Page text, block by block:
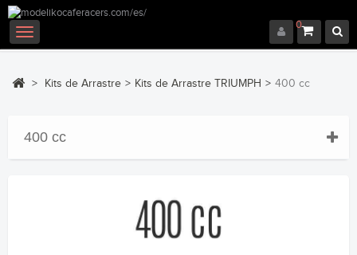
0
Navegación
Toggle
> Kits de Arrastre > Kits de Arrastre TRIUMPH > 400 cc
400 cc